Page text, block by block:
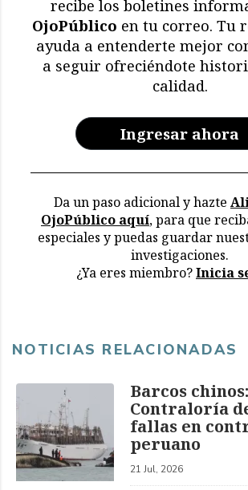
Memoria en
restricciones
en los
recibe los boletines
OjoPúblico en tu correo. Tu
ayuda a entenderte mejor
a seguir ofreciéndote
calidad.
Ingresar ahora
Da un paso adicional y hazte
OjoPúblico aquí, para que
especiales y puedas guardar
investigaciones.
¿Ya eres miembro?Inicia
NOTICIAS RELACIONADAS
Barcos chinos:
Contraloría
fallas en
peruano
21 Jul, 2026